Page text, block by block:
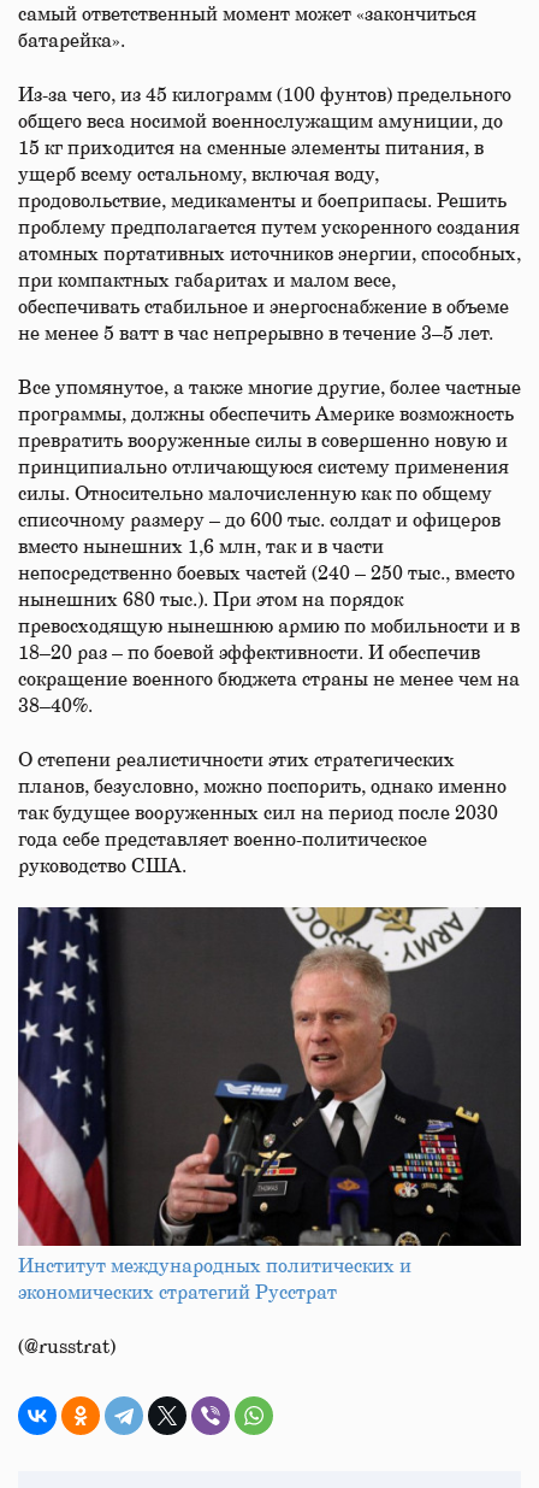
самый ответственный момент может «закончиться
батарейка».
Из-за чего, из 45 килограмм (100 фунтов) предельного
общего веса носимой военнослужащим амуниции, до
15 кг приходится на сменные элементы питания, в
ущерб всему остальному, включая воду,
продовольствие, медикаменты и боеприпасы. Решить
проблему предполагается путем ускоренного создания
атомных портативных источников энергии, способных,
при компактных габаритах и малом весе,
обеспечивать стабильное и энергоснабжение в объеме
не менее 5 ватт в час непрерывно в течение 3–5 лет.
Все упомянутое, а также многие другие, более частные
программы, должны обеспечить Америке возможность
превратить вооруженные силы в совершенно новую и
принципиально отличающуюся систему применения
силы. Относительно малочисленную как по общему
списочному размеру – до 600 тыс. солдат и офицеров
вместо нынешних 1,6 млн, так и в части
непосредственно боевых частей (240 – 250 тыс., вместо
нынешних 680 тыс.). При этом на порядок
превосходящую нынешнюю армию по мобильности и в
18–20 раз – по боевой эффективности. И обеспечив
сокращение военного бюджета страны не менее чем на
38–40%.
О степени реалистичности этих стратегических
планов, безусловно, можно поспорить, однако именно
так будущее вооруженных сил на период после 2030
года себе представляет военно-политическое
руководство США.
Институт международных политических и
экономических стратегий Русстрат
(@russtrat)